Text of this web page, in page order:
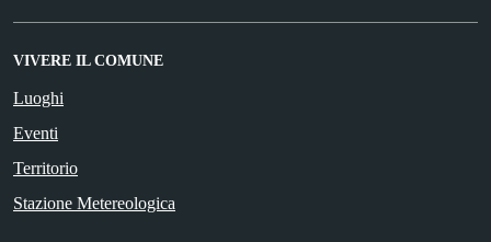
VIVERE IL COMUNE
Luoghi
Eventi
Territorio
Stazione Metereologica